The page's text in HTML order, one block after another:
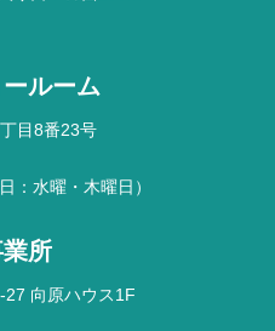
ルーム
目8番23号
：水曜・木曜日）
所
向原ハウス1F